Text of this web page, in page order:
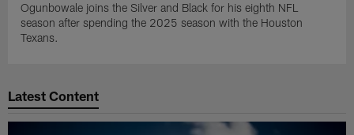
Ogunbowale joins the Silver and Black for his eighth NFL
season after spending the 2025 season with the Houston
Texans.
Latest Content